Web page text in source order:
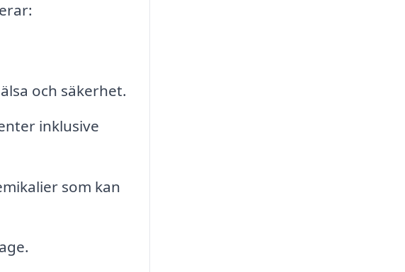
och säkerhet.
inklusive
som kan